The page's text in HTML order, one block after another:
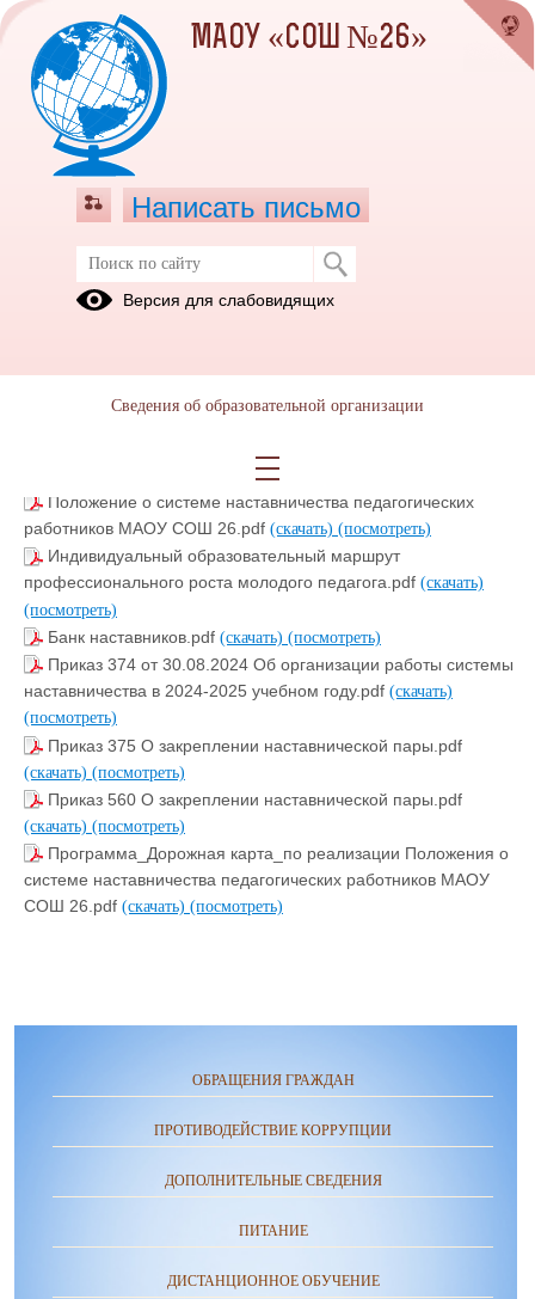
Наставничество
19.04.2022 Приказ 385-Д.pdf (скачать) (посмотреть)
Положение о системе наставничества педагогических
работников МАОУ СОШ 26.pdf (скачать) (посмотреть)
Индивидуальный образовательный маршрут
профессионального роста молодого педагога.pdf (скачать)
(посмотреть)
Банк наставников.pdf (скачать) (посмотреть)
Приказ 374 от 30.08.2024 Об организации работы системы
наставничества в 2024-2025 учебном году.pdf (скачать)
(посмотреть)
Приказ 375 О закреплении наставнической пары.pdf
(скачать) (посмотреть)
Приказ 560 О закреплении наставнической пары.pdf
(скачать) (посмотреть)
Программа_Дорожная карта_по реализации Положения о
системе наставничества педагогических работников МАОУ
СОШ 26.pdf (скачать) (посмотреть)
ОБРАЩЕНИЯ ГРАЖДАН
ПРОТИВОДЕЙСТВИЕ КОРРУПЦИИ
ДОПОЛНИТЕЛЬНЫЕ СВЕДЕНИЯ
ПИТАНИЕ
ДИСТАНЦИОННОЕ ОБУЧЕНИЕ
МАОУ «СОШ №26»
Написать письмо
Версия для слабовидящих
Сведения об образовательной организации